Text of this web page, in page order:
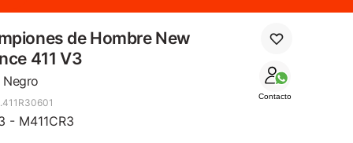
de Hombre New
411 V3
Contacto
- M411CR3